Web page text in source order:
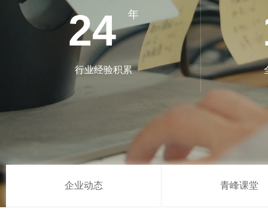
24 年
行业经验积累
企业动态 青峰课堂